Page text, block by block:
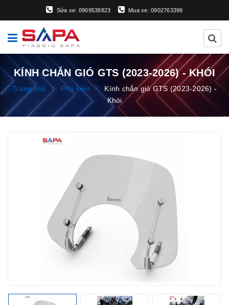
Sửa xe: 0909538823 Mua xe: 0902763399
KÍNH CHẮN GIÓ GTS (2023-2026) - KHÓI
Trang chủ Phụ kiện
Kính chắn gió GTS (2023-2026) -
Khói